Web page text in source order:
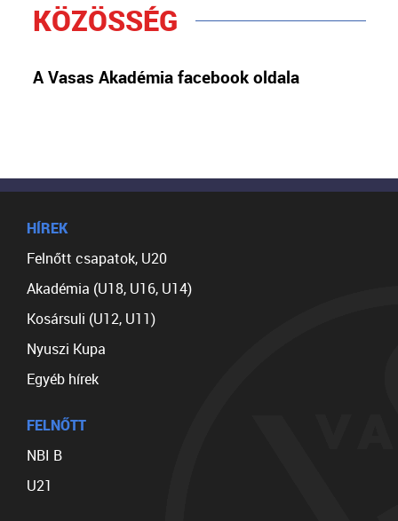
KÖZÖSSÉG
A Vasas Akadémia facebook oldala
HÍREK
Felnőtt csapatok, U20
Akadémia (U18, U16, U14)
Kosársuli (U12, U11)
Nyuszi Kupa
Egyéb hírek
FELNŐTT
NBI B
U21